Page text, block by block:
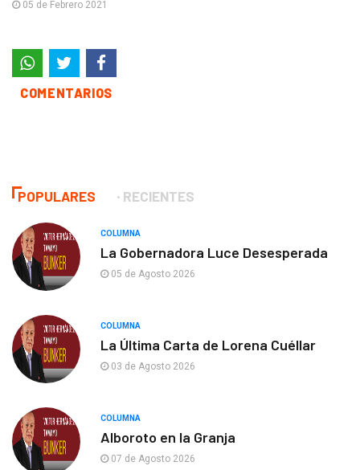
05 de Febrero 2021
COMENTARIOS
POPULARES RECIENTES
COLUMNA
La Gobernadora Luce Desesperada
05 de Agosto 2026
COLUMNA
La Última Carta de Lorena Cuéllar
03 de Agosto 2026
COLUMNA
Alboroto en la Granja
07 de Agosto 2026